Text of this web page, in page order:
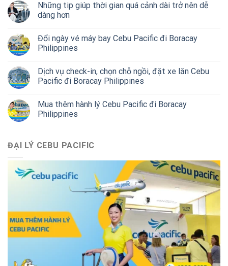
Những tip giúp thời gian quá cảnh dài trở nên dễ
dàng hơn
Đổi ngày vé máy bay Cebu Pacific đi Boracay
Philippines
Dịch vụ check-in, chọn chỗ ngồi, đặt xe lăn Cebu
Pacific đi Boracay Philippines
Mua thêm hành lý Cebu Pacific đi Boracay
Philippines
ĐẠI LÝ CEBU PACIFIC